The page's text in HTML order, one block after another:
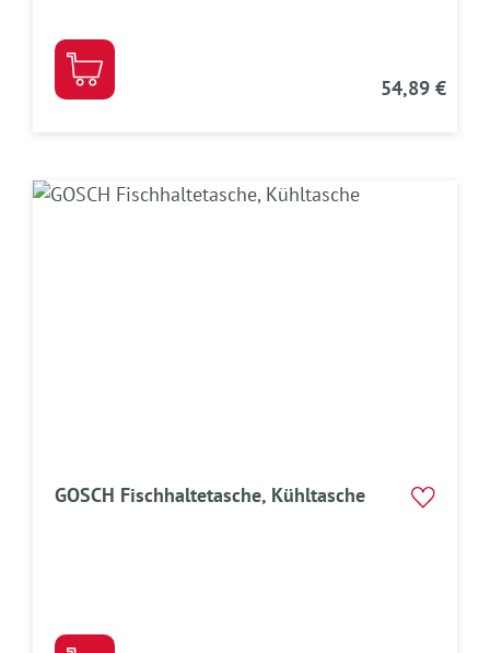
54,89 €
GOSCH Fischhaltetasche, Kühltasche